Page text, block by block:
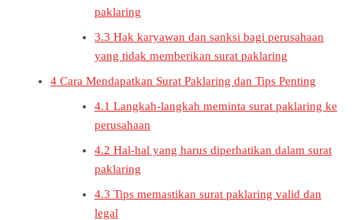
paklaring
3.3 Hak karyawan dan sanksi bagi perusahaan
yang tidak memberikan surat paklaring
4 Cara Mendapatkan Surat Paklaring dan Tips Penting
4.1 Langkah-langkah meminta surat paklaring ke
perusahaan
4.2 Hal-hal yang harus diperhatikan dalam surat
paklaring
4.3 Tips memastikan surat paklaring valid dan
legal